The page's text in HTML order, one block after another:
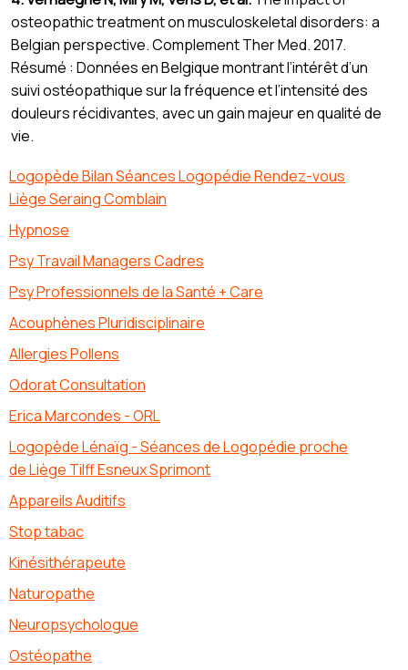
osteopathic treatment on musculoskeletal disorders: a
Belgian perspective. Complement Ther Med. 2017.
Résumé : Données en Belgique montrant l’intérêt d’un
suivi ostéopathique sur la fréquence et l’intensité des
douleurs récidivantes, avec un gain majeur en qualité de
vie.
Logopède Bilan Séances Logopédie Rendez-vous
Liège Seraing Comblain
Hypnose
Psy Travail Managers Cadres
Psy Professionnels de la Santé + Care
Acouphènes Pluridisciplinaire
Allergies Pollens
Odorat Consultation
Erica Marcondes - ORL
Logopède Lénaïg - Séances de Logopédie proche
de Liège Tilff Esneux Sprimont
Appareils Auditifs
Stop tabac
Kinésithérapeute
Naturopathe
Neuropsychologue
Ostéopathe